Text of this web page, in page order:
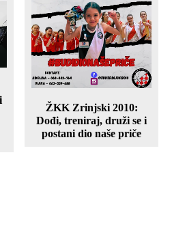
ŽKK Zrinjski 2010:
Dođi, treniraj, druži se i
postani dio naše priče